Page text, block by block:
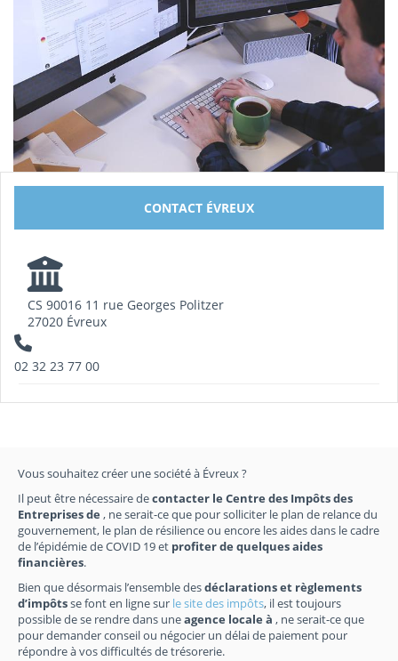
CONTACT ÉVREUX
CS 90016 11 rue Georges Politzer
27020 Évreux
02 32 23 77 00
Vous souhaitez créer une société à Évreux ?
Il peut être nécessaire decontacter le Centre des Impôts des
Entreprises de , ne serait-ce que pour solliciter le plan de relance du
gouvernement, le plan de résilience ou encore les aides dans le cadre
de l’épidémie de COVID 19 et profiter de quelques aides
financières.
Bien que désormais l’ensemble desdéclarations et règlements
d’impôtsse font en ligne sur le site des impôts, il est toujours
possible de se rendre dans uneagence locale à , ne serait-ce que
pour demander conseil ou négocier un délai de paiement pour
répondre à vos difficultés de trésorerie.